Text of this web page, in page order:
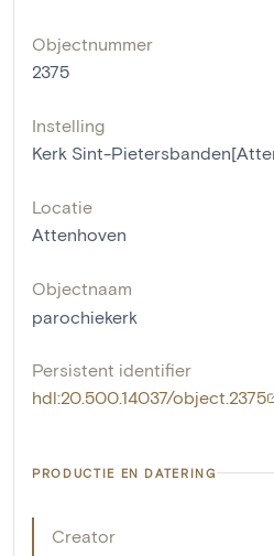
Objectnummer
2375
Instelling
Kerk Sint-
Locatie
Attenhoven
Objectnaam
parochiekerk
Persistent identifier
hdl:20.500.14037/object.2375
PRODUCTIE EN DATERING
Creator